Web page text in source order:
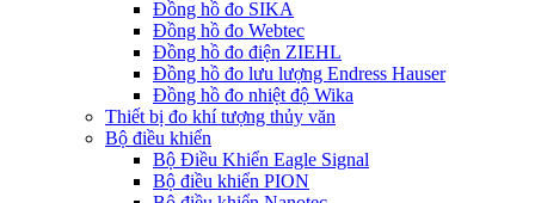
Đồng hồ đo SIKA
Đồng hồ đo Webtec
Đồng hồ đo điện ZIEHL
Đồng hồ đo lưu lượng Endress Hauser
Đồng hồ đo nhiệt độ Wika
Thiết bị đo khí tượng thủy văn
Bộ điều khiển
Bộ Điều Khiển Eagle Signal
Bộ điều khiển PION